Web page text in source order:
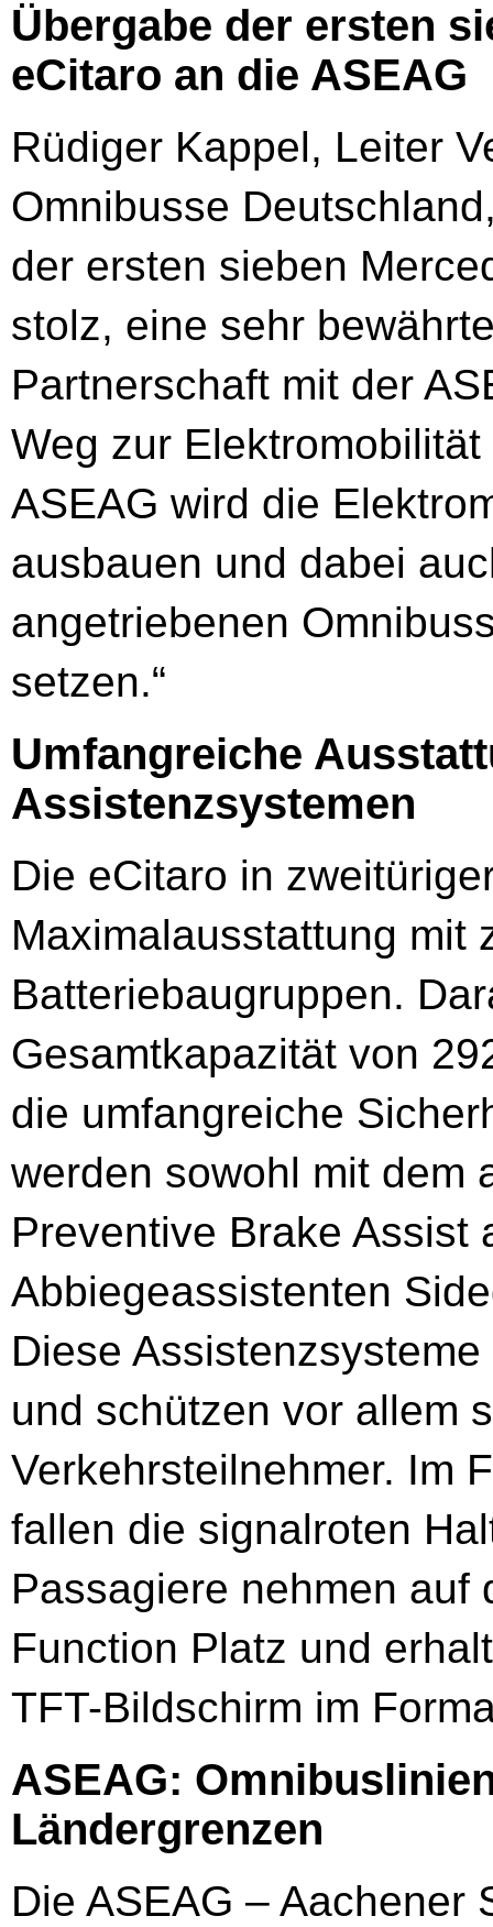
Übergabe der ersten
eCitaro an die ASEAG
Rüdiger Kappel, Leiter
Omnibusse
der ersten sieben
stolz, eine sehr
Partnerschaft mit der
Weg zur
ASEAG wird die
ausbauen und dabei
angetriebenen
setzen.“
Umfangreiche
Assistenzsystemen
Die eCitaro in
Maximalausstattung mit
Batteriebaugruppen.
Gesamtkapazität von
die umfangreiche
werden sowohl mit dem
Preventive Brake Assist
Abbiegeassistenten
Diese
und schützen vor allem
Verkehrsteilnehmer. Im
fallen die signalroten
Passagiere nehmen auf
Function Platz und
TFT-Bildschirm im
ASEAG:
Ländergrenzen
Die ASEAG – Aachener